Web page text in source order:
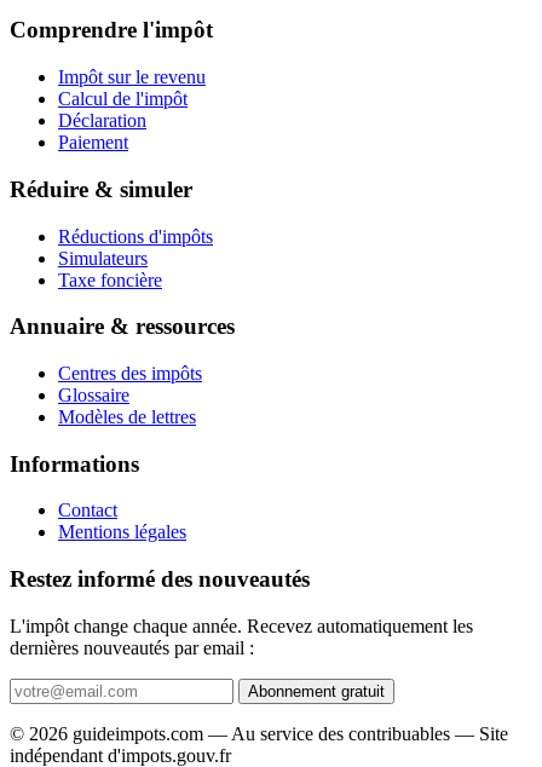
Comprendre l'impôt
Impôt sur le revenu
Calcul de l'impôt
Déclaration
Paiement
Réduire & simuler
Réductions d'impôts
Simulateurs
Taxe foncière
Annuaire & ressources
Centres des impôts
Glossaire
Modèles de lettres
Informations
Contact
Mentions légales
Restez informé des nouveautés
L'impôt change chaque année. Recevez automatiquement les
dernières nouveautés par email :
Abonnement gratuit
© 2026 guideimpots.com — Au service des contribuables — Site
indépendant d'impots.gouv.fr